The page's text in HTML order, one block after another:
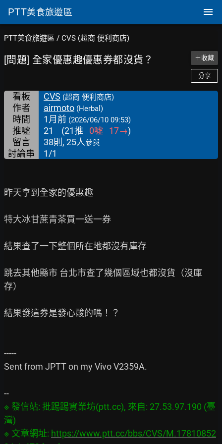
PTT美食旅遊區
PTT美食旅遊區 / CVS (超商 便利商店)
[問題] 全家優惠趣優惠券都沒貨？ ＋收藏
分享
看板 CVS (超商 便利商店)
作者 airmoto (Herbal)
時間 1月前 (2026/06/10 09:53)
推噓 21 (21推 0噓 17→)
留言
38則, 25人參與
討論串 1/1
昨天拿到全家的優惠趣
特大冰甘蔗青茶買一送一券
結果查了一下整個所在地都沒有庫存
跳去其他縣市 台北市查了幾個區域也都沒貨（沒庫
存）
結果發這券是發心酸的嗎！？
-----
Sent from JPTT on my Vivo V2359A.
※ 發信站: 批踢踢實業坊(ptt.cc), 來自: 27.53.97.190 (臺
灣)
※ 文章網址: https://www.ptt.cc/bbs/CVS/M.17810852